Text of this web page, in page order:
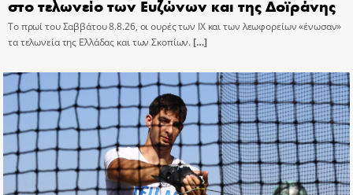
στο τελωνείο των Ευζώνων και της Δοϊράνης
Το πρωί του Σαββάτου 8.8.26, οι ουρές των ΙΧ και των λεωφορείων «ένωσαν»
τα τελωνεία της Ελλάδας και των Σκοπίων.[…]